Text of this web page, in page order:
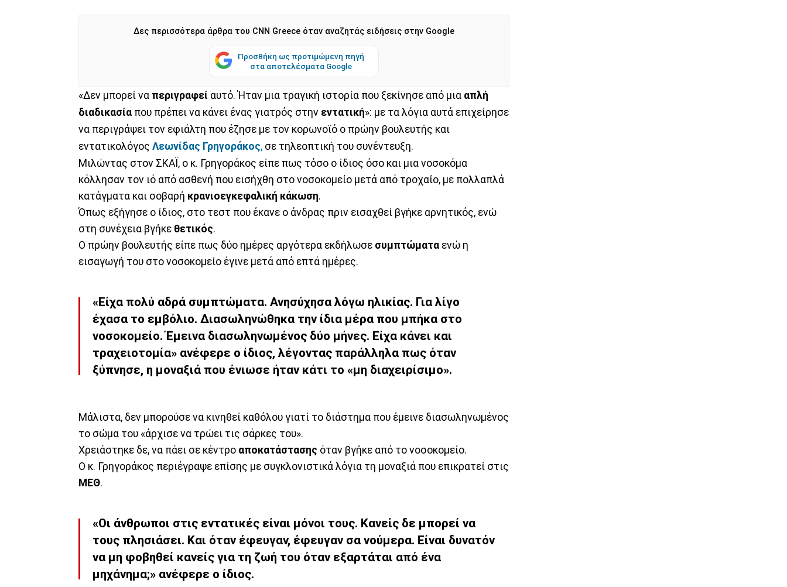
Δες περισσότερα άρθρα του CNN Greece όταν αναζητάς ειδήσεις στην Google
Προσθήκη ως προτιμώμενη πηγή
στα αποτελέσματα Google
«Δεν μπορεί να περιγραφεί αυτό. Ήταν μια τραγική ιστορία που ξεκίνησε από μια απλή
διαδικασία που πρέπει να κάνει ένας γιατρός στην εντατική»: με τα λόγια αυτά επιχείρησε
να περιγράψει τον εφιάλτη που έζησε με τον κορωνοϊό ο πρώην βουλευτής και
εντατικολόγος Λεωνίδας Γρηγοράκος, σε τηλεοπτική του συνέντευξη.
Μιλώντας στον ΣΚΑΪ, ο κ. Γρηγοράκος είπε πως τόσο ο ίδιος όσο και μια νοσοκόμα
κόλλησαν τον ιό από ασθενή που εισήχθη στο νοσοκομείο μετά από τροχαίο, με πολλαπλά
κατάγματα και σοβαρή κρανιοεγκεφαλική κάκωση.
Όπως εξήγησε ο ίδιος, στο τεστ που έκανε ο άνδρας πριν εισαχθεί βγήκε αρνητικός, ενώ
στη συνέχεια βγήκε θετικός.
Ο πρώην βουλευτής είπε πως δύο ημέρες αργότερα εκδήλωσε συμπτώματα ενώ η
εισαγωγή του στο νοσοκομείο έγινε μετά από επτά ημέρες.
«Είχα πολύ αδρά συμπτώματα. Ανησύχησα λόγω ηλικίας. Για λίγο
έχασα το εμβόλιο. Διασωληνώθηκα την ίδια μέρα που μπήκα στο
νοσοκομείο. Έμεινα διασωληνωμένος δύο μήνες. Είχα κάνει και
τραχειοτομία» ανέφερε ο ίδιος, λέγοντας παράλληλα πως όταν
ξύπνησε, η μοναξιά που ένιωσε ήταν κάτι το «μη διαχειρίσιμο».
Μάλιστα, δεν μπορούσε να κινηθεί καθόλου γιατί το διάστημα που έμεινε διασωληνωμένος
το σώμα του «άρχισε να τρώει τις σάρκες του».
Χρειάστηκε δε, να πάει σε κέντρο αποκατάστασης όταν βγήκε από το νοσοκομείο.
Ο κ. Γρηγοράκος περιέγραψε επίσης με συγκλονιστικά λόγια τη μοναξιά που επικρατεί στις
ΜΕΘ.
«Οι άνθρωποι στις εντατικές είναι μόνοι τους. Κανείς δε μπορεί να
τους πλησιάσει. Και όταν έφευγαν, έφευγαν σα νούμερα. Είναι δυνατόν
να μη φοβηθεί κανείς για τη ζωή του όταν εξαρτάται από ένα
μηχάνημα;» ανέφερε ο ίδιος.